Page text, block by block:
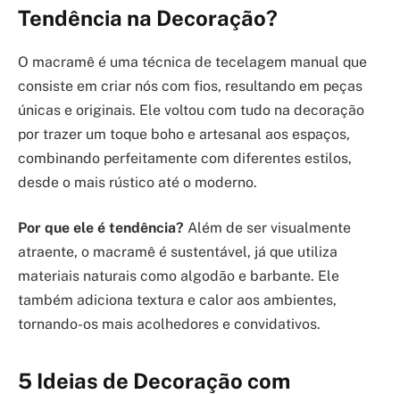
Tendência na Decoração?
O macramê é uma técnica de tecelagem manual que
consiste em criar nós com fios, resultando em peças
únicas e originais. Ele voltou com tudo na decoração
por trazer um toque boho e artesanal aos espaços,
combinando perfeitamente com diferentes estilos,
desde o mais rústico até o moderno.
Por que ele é tendência? Além de ser visualmente
atraente, o macramê é sustentável, já que utiliza
materiais naturais como algodão e barbante. Ele
também adiciona textura e calor aos ambientes,
tornando-os mais acolhedores e convidativos.
5 Ideias de Decoração com